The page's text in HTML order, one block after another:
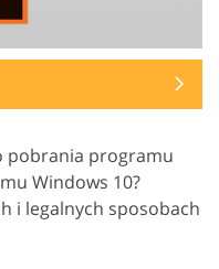
pobrania programu
Windows 10?
i legalnych sposobach